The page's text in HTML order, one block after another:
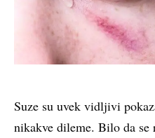
Suze su uvek vidljivi
nikakve dileme. Bilo da